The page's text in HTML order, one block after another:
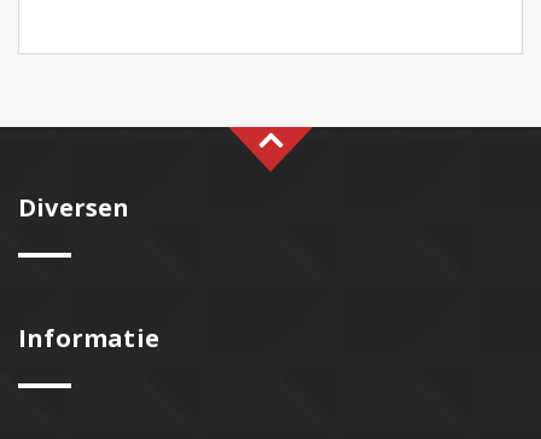
Diversen
Informatie